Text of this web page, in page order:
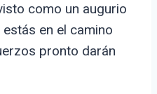
como un augurio
en el camino
pronto darán